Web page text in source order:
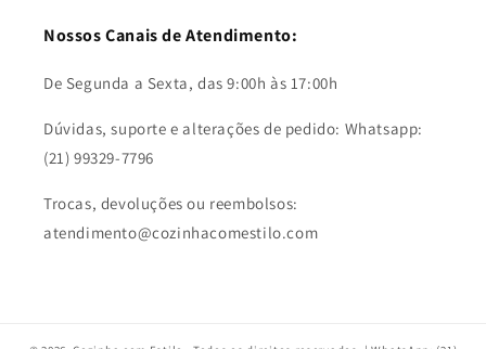
Nossos Canais de Atendimento:
De Segunda a Sexta, das 9:00h às 17:00h
Dúvidas, suporte e alterações de pedido: Whatsapp:
(21) 99329-7796
Trocas, devoluções ou reembolsos:
atendimento@cozinhacomestilo.com